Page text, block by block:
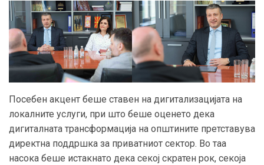
Посебен акцент беше ставен на дигитализацијата на
локалните услуги, при што беше оценето дека
дигиталната трансформација на општините претставува
директна поддршка за приватниот сектор. Во таа
насока беше истакнато дека секој скратен рок, секоја